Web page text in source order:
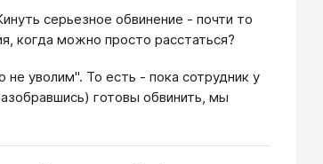
серьезное обвинение - почти то
когда можно просто расстаться?
уволим". То есть - пока сотрудник у
готовы обвинить, мы